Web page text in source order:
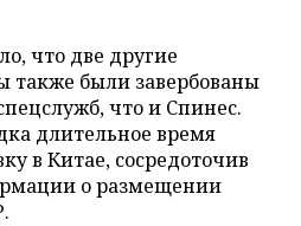
что две другие
также были завербованы
что и Спинес.
длительное время
в Китае, сосредоточив
о размещении